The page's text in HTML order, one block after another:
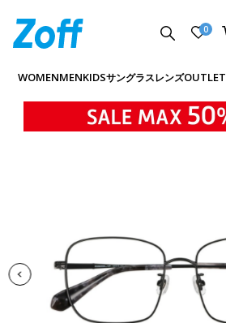
0
WOMENMENKIDSサングラスレンズOUTLET
商品詳細ページへ